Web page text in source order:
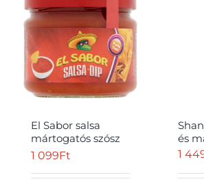
El Sabor salsa
mártogatós szósz
315 g
1 099Ft
és
1